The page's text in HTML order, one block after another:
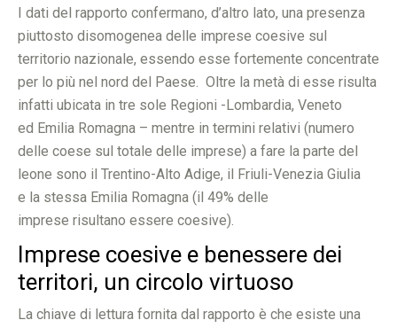
I dati del rapporto confermano, d’altro lato, una presenza
piuttosto disomogenea delle imprese coesive sul
territorio nazionale, essendo esse fortemente concentrate
per lo più nel nord del Paese. Oltre la metà di esse risulta
infatti ubicata in tre sole Regioni -Lombardia, Veneto
ed Emilia Romagna – mentre in termini relativi (numero
delle coese sul totale delle imprese) a fare la parte del
leone sono il Trentino-Alto Adige, il Friuli-Venezia Giulia
e la stessa Emilia Romagna (il 49% delle
imprese risultano essere coesive).
Imprese coesive e benessere dei
territori, un circolo virtuoso
La chiave di lettura fornita dal rapporto è che esiste una